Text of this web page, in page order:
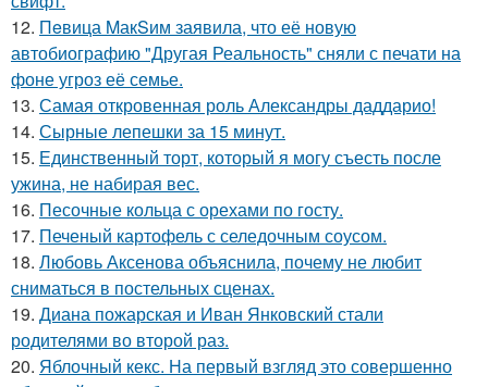
12. Пeвица MакSим заявила, что её новую
автобиографию "Другая Реальность" сняли с печати на
фоне угроз её семье.
13. Самая откровенная роль Александры даддарио!
14. Сырные лепешки за 15 минут.
15. Единственный торт, который я могу съесть после
ужина, не набирая вес.
16. Песочные кольца с орехами по госту.
17. Печеный картофель с селедочным соусом.
18. Любовь Аксенова объяснила, почему не любит
сниматься в постельных сценах.
19. Диана пожарская и Иван Янковский стали
родителями во второй раз.
20. Яблочный кекс. На первый взгляд это совершенно